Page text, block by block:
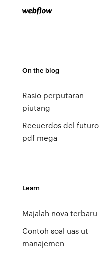
On the blog
Rasio perputaran
piutang
Recuerdos del futuro
pdf mega
Learn
Majalah nova terbaru
Contoh soal uas ut
manajemen